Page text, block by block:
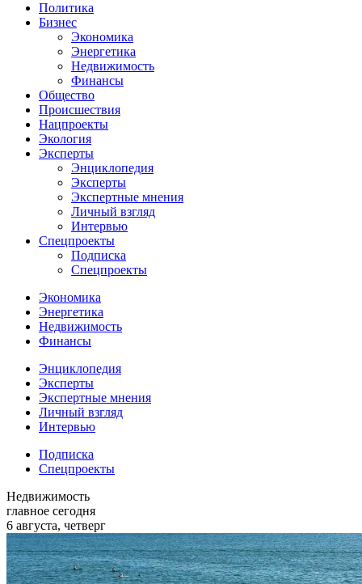
Политика
Бизнес
Экономика
Энергетика
Недвижимость
Финансы
Общество
Происшествия
Нацпроекты
Экология
Эксперты
Энциклопедия
Эксперты
Экспертные мнения
Личный взгляд
Интервью
Спецпроекты
Подписка
Спецпроекты
Экономика
Энергетика
Недвижимость
Финансы
Энциклопедия
Эксперты
Экспертные мнения
Личный взгляд
Интервью
Подписка
Спецпроекты
Недвижимость
главное сегодня
6 августа, четверг